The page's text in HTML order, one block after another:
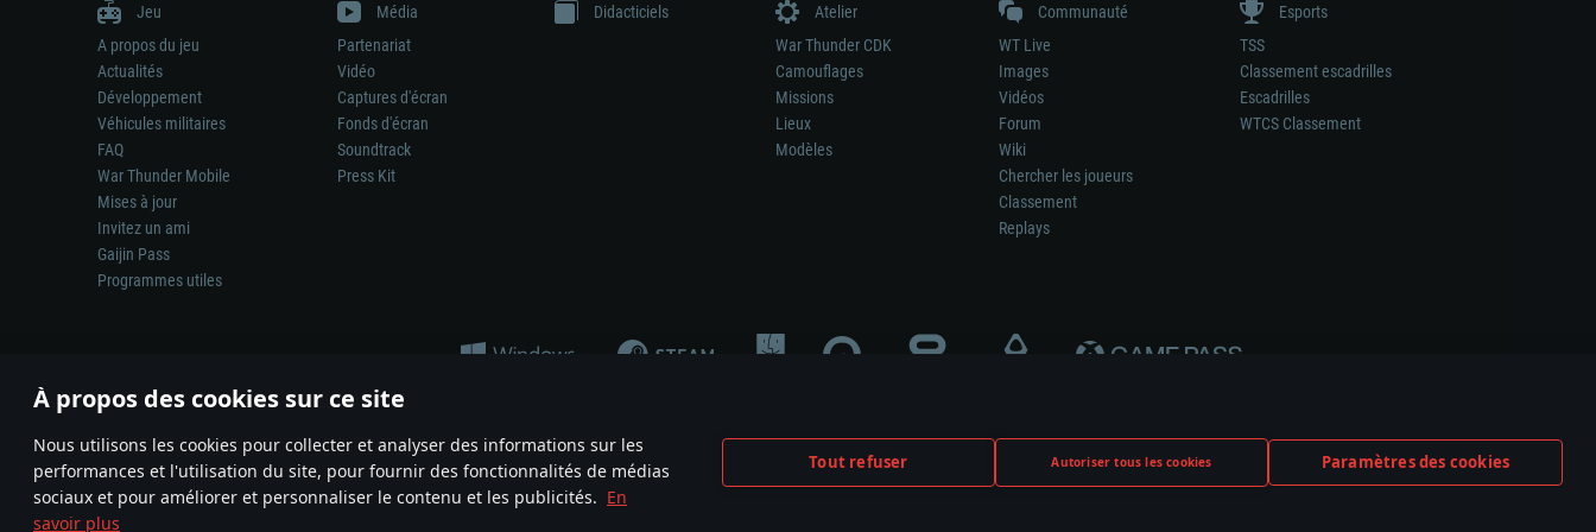
À propos des cookies sur ce site
Nous utilisons les cookies pour collecter et analyser des informations sur les
performances et l'utilisation du site, pour fournir des fonctionnalités de médias
sociaux et pour améliorer et personnaliser le contenu et les publicités. En
savoir plus
Tout refuser Autoriser tous les cookies Paramètres des cookies
Jeu
A propos du jeu
Actualités
Développement
Véhicules militaires
FAQ
War Thunder Mobile
Mises à jour
Invitez un ami
Gaijin Pass
Programmes utiles
Média
Partenariat
Vidéo
Captures d'écran
Fonds d'écran
Soundtrack
Press Kit
Didacticiels
Atelier
War Thunder CDK
Camouflages
Missions
Lieux
Modèles
Communauté
WT Live
Images
Vidéos
Forum
Wiki
Chercher les joueurs
Classement
Replays
Esports
TSS
Classement escadrilles
Escadrilles
WTCS Classement
La représentation d’une arme ou d’un véhicule réel dans ce jeu ne signifie pas la participation au développement du jeu, le sponsoring ou à l’approbation de tout fabricant d’armes ou de véhicule.
© 2011—2026 Gaijin Games Kft. All trademarks, logos and brand names are the property of their respective owners.
Termes et conditions